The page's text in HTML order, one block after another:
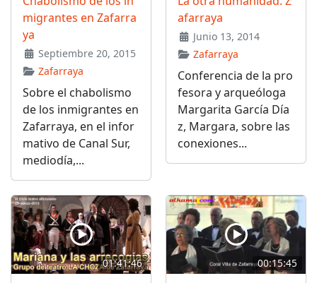
migrantes en Zafarra
ya
Septiembre 20, 2015
Zafarraya
Sobre el chabolismo
de los inmigrantes en
Zafarraya, en el infor
mativo de Canal Sur,
mediodía,...
afarraya
Junio 13, 2014
Zafarraya
Conferencia de la pro
fesora y arqueóloga
Margarita García Día
z, Margara, sobre las
conexiones...
01:41:46 00:15:45